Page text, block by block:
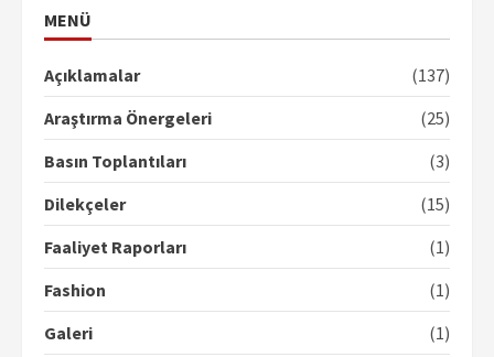
MENÜ
Açıklamalar
(137)
Araştırma Önergeleri
(25)
Basın Toplantıları
(3)
Dilekçeler
(15)
Faaliyet Raporları
(1)
Fashion
(1)
Galeri
(1)